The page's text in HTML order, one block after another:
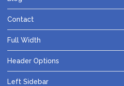
Contact
Full Width
Header Options
Left Sidebar